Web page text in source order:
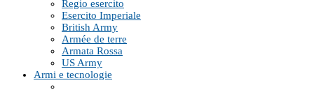
Regio esercito
Esercito Imperiale
British Army
Armée de terre
Armata Rossa
US Army
Armi e tecnologie